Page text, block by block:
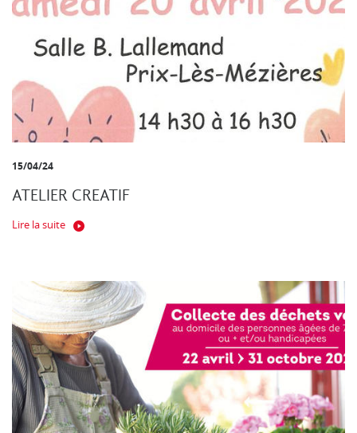
15/04/24
ATELIER CREATIF
Lire la suite